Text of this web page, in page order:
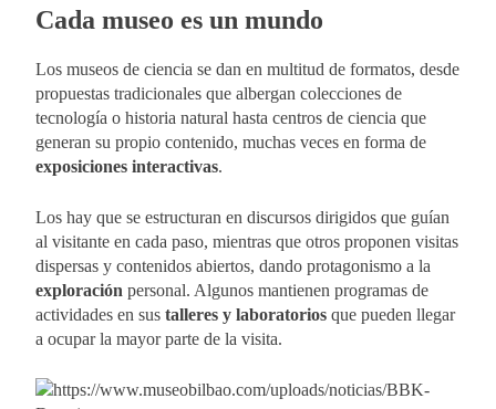
Cada museo es un mundo
Los museos de ciencia se dan en multitud de formatos, desde
propuestas tradicionales que albergan colecciones de
tecnología o historia natural hasta centros de ciencia que
generan su propio contenido, muchas veces en forma de
exposiciones interactivas.
Los hay que se estructuran en discursos dirigidos que guían
al visitante en cada paso, mientras que otros proponen visitas
dispersas y contenidos abiertos, dando protagonismo a la
exploración personal. Algunos mantienen programas de
actividades en sus talleres y laboratorios que pueden llegar
a ocupar la mayor parte de la visita.